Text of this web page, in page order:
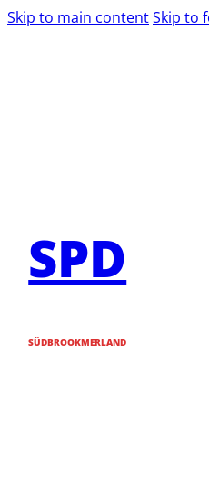
Skip to main contentSkip to
SPD
SÜDBROOKMERLAND